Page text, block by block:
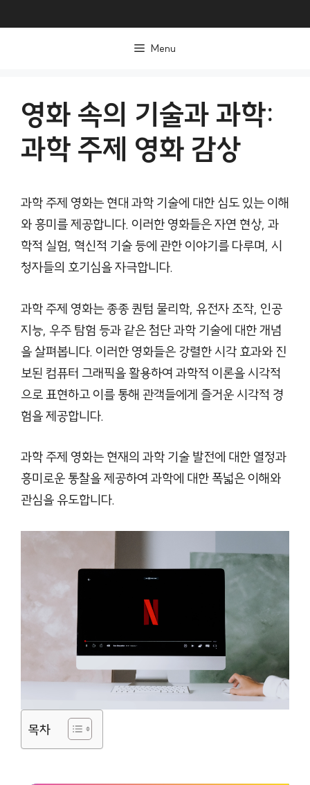
Menu
영화 속의 기술과 과학:
과학 주제 영화 감상
과학 주제 영화는 현대 과학 기술에 대한 심도 있는 이해
와 흥미를 제공합니다. 이러한 영화들은 자연 현상, 과
학적 실험, 혁신적 기술 등에 관한 이야기를 다루며, 시
청자들의 호기심을 자극합니다.
과학 주제 영화는 종종 퀀텀 물리학, 유전자 조작, 인공
지능, 우주 탐험 등과 같은 첨단 과학 기술에 대한 개념
을 살펴봅니다. 이러한 영화들은 강렬한 시각 효과와 진
보된 컴퓨터 그래픽을 활용하여 과학적 이론을 시각적
으로 표현하고 이를 통해 관객들에게 즐거운 시각적 경
험을 제공합니다.
과학 주제 영화는 현재의 과학 기술 발전에 대한 열정과
흥미로운 통찰을 제공하여 과학에 대한 폭넓은 이해와
관심을 유도합니다.
목차